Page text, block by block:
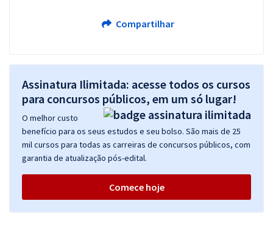
Compartilhar
Assinatura Ilimitada: acesse todos os cursos
para concursos públicos, em um só lugar!
O melhor custo
benefício para os seus estudos e seu bolso. São mais de 25
mil cursos para todas as carreiras de concursos públicos, com
garantia de atualização pós-edital.
Comece hoje